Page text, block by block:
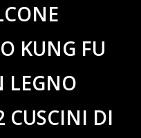
KUNG FU
LEGNO
CUSCINI DI